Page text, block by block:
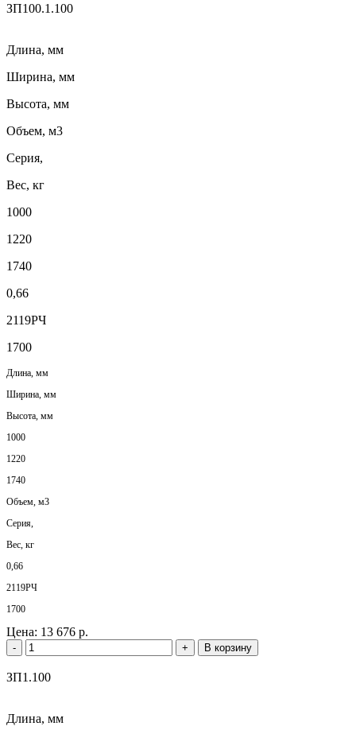
ЗП100.1.100
Длина, мм
Ширина, мм
Высота, мм
Объем, м3
Серия,
Вес, кг
1000
1220
1740
0,66
2119РЧ
1700
Длина, мм
Ширина, мм
Высота, мм
1000
1220
1740
Объем, м3
Серия,
Вес, кг
0,66
2119РЧ
1700
Цена: 13 676 р.
- + В корзину
ЗП1.100
Длина, мм